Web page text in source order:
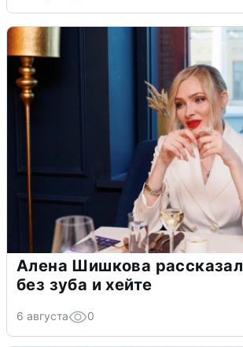
Алена Шишкова
без зуба и хейте
6 августа 0